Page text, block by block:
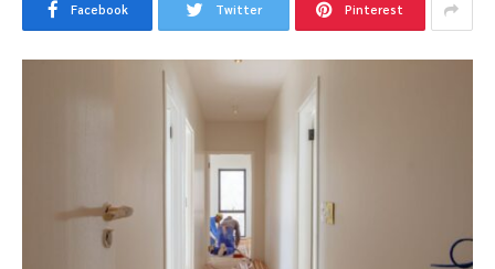
Facebook Twitter Pinterest